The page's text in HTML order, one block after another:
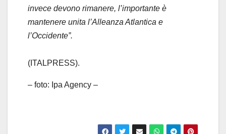
invece devono rimanere, l’importante è
mantenere unita l’Alleanza Atlantica e
l’Occidente”.
(ITALPRESS).
– foto: Ipa Agency –